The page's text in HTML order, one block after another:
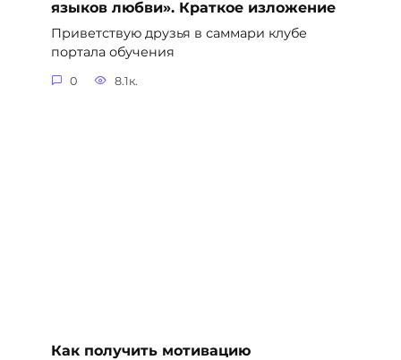
языков любви». Краткое изложение
Приветствую друзья в саммари клубе
портала обучения
0 8.1к.
Как получить мотивацию